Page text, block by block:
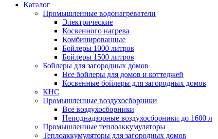
Каталог
Промышленные водонагреватели
Электрические
Косвенного нагрева
Комбинированные
Бойлеры 1000 литров
Бойлеры 1500 литров
Бойлеры для загородных домов
Все бойлеры для домов и коттеджей
Косвенные бойлеры для загородных домов
КНС
Промышленные воздухосборники
Все воздухосборники
Неподнадзорные воздухосборники до 1600 л
Промышленные теплоаккумуляторы
Теплоаккумуляторы для загородных домов